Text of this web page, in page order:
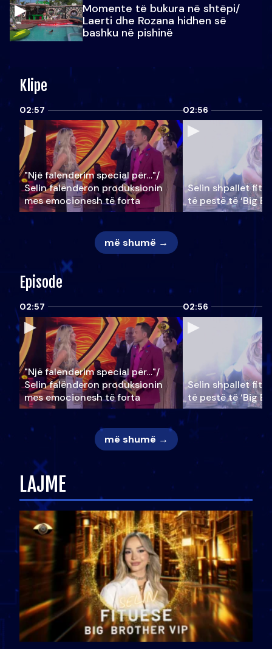
Momente të bukura në shtëpi/
Laerti dhe Rozana hidhen së
bashku në pishinë
Klipe
02:57
"Një falenderim special për…"/
Selin falënderon produksionin
mes emocionesh të forta
02:56
Selin shpallet
të pestë të ‘Big
më shumë →
Episode
02:57
"Një falenderim special për…"/
Selin falënderon produksionin
mes emocionesh të forta
02:56
Selin shpallet
të pestë të ‘Big
më shumë →
LAJME